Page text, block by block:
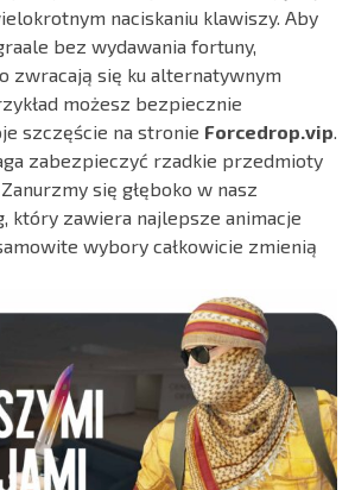
naciskaniu klawiszy. Aby
bez wydawania fortuny,
zwracają się ku alternatywnym
możesz bezpiecznie
szczęście na stronie Forcedrop.vip.
zabezpieczyć rzadkie przedmioty
się głęboko w nasz
który zawiera najlepsze animacje
wybory całkowicie zmienią